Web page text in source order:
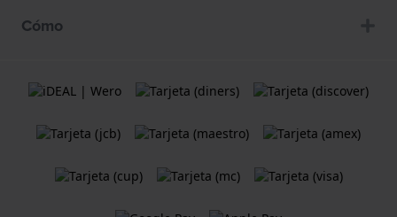
Cómo